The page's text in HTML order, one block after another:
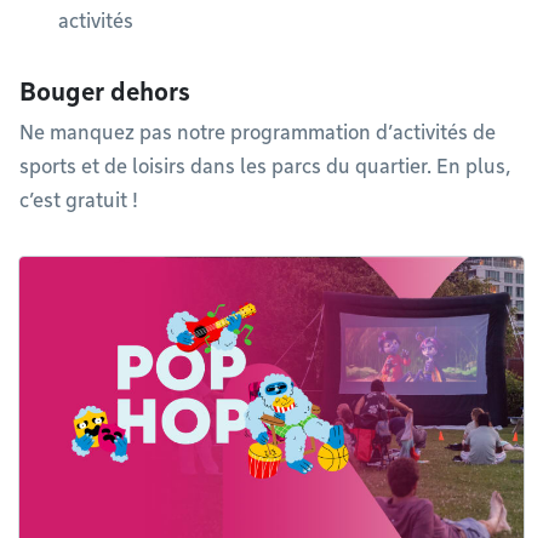
activités
Bouger dehors
Ne manquez pas notre programmation d’activités de
sports et de loisirs dans les parcs du quartier. En plus,
c’est gratuit !